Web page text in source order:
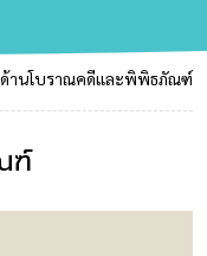
ด้านโบราณคดีและพิพิธภัณฑ์
ฑ์